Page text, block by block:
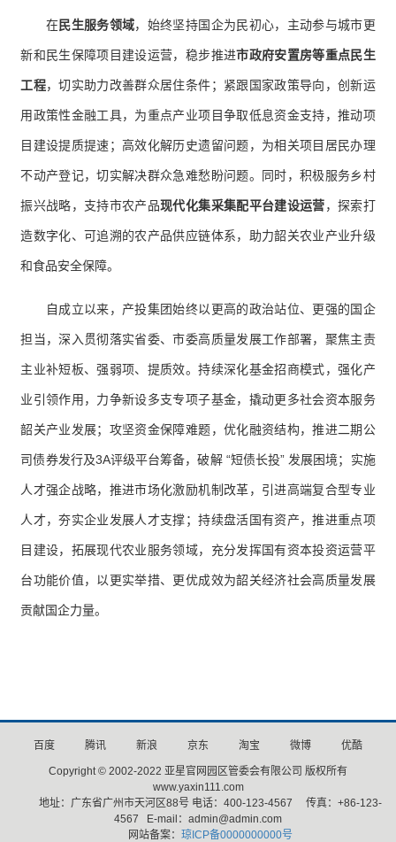
在民生服务领域，始终坚持国企为民初心，主动参与城市更
新和民生保障项目建设运营，稳步推进市政府安置房等重点民生
工程，切实助力改善群众居住条件；紧跟国家政策导向，创新运
用政策性金融工具，为重点产业项目争取低息资金支持，推动项
目建设提质提速；高效化解历史遗留问题，为相关项目居民办理
不动产登记，切实解决群众急难愁盼问题。同时，积极服务乡村
振兴战略，支持市农产品现代化集采集配平台建设运营，探索打
造数字化、可追溯的农产品供应链体系，助力韶关农业产业升级
和食品安全保障。
自成立以来，产投集团始终以更高的政治站位、更强的国企
担当，深入贯彻落实省委、市委高质量发展工作部署，聚焦主责
主业补短板、强弱项、提质效。持续深化基金招商模式，强化产
业引领作用，力争新设多支专项子基金，撬动更多社会资本服务
韶关产业发展；攻坚资金保障难题，优化融资结构，推进二期公
司债券发行及3A评级平台筹备，破解 “短债长投” 发展困境；实施
人才强企战略，推进市场化激励机制改革，引进高端复合型专业
人才，夯实企业发展人才支撑；持续盘活国有资产，推进重点项
目建设，拓展现代农业服务领域，充分发挥国有资本投资运营平
台功能价值，以更实举措、更优成效为韶关经济社会高质量发展
贡献国企力量。
百度 腾讯 新浪 京东 淘宝 微博 优酷
Copyright © 2002-2022 亚星官网园区管委会有限公司 版权所有
www.yaxin111.com
地址：广东省广州市天河区88号 电话：400-123-4567 传真：+86-123-
4567 E-mail：admin@admin.com
网站备案： 琼ICP备0000000000号